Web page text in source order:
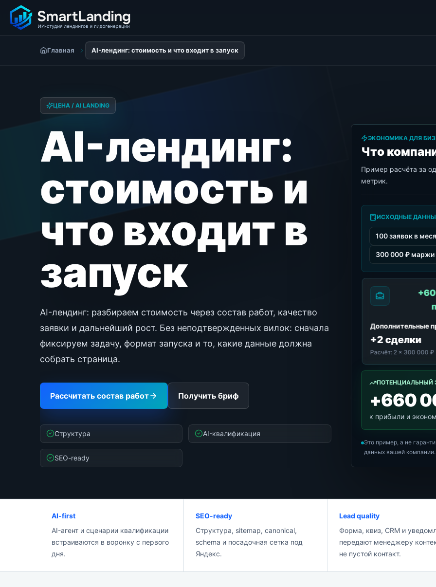
Главная AI-лендинг: стоимость и что входит в запуск
ЦЕНА / AI LANDING
AI-лендинг:
стоимость и
что входит в
запуск
AI-лендинг: разбираем стоимость через состав работ, качество
заявки и дальнейший рост. Без неподтвержденных вилок: сначала
фиксируем задачу, формат запуска и то, какие данные должна
собрать страница.
Рассчитать состав работ Получить бриф
Структура AI-квалификация
SEO-ready
ЭКОНОМИКА ДЛЯ
Что
Пример расчёта за
метрик.
ИСХОДНЫЕ
100 заявок в
300 000 ₽ маржи
Дополнительные
+2 сделки
Расчёт:2 × 300 000 ₽
ПОТЕНЦИАЛЬНЫЙ
+660
к прибыли и
Это пример, а не
данных вашей компании.
AI-first
AI-агент и сценарии квалификации
встраиваются в воронку с первого
дня.
SEO-ready
Структура, sitemap, canonical,
schema и посадочная сетка под
Яндекс.
Lead quality
Форма, квиз, CRM и
передают менеджеру
не пустой контакт.